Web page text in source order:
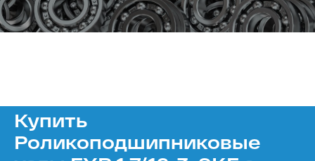
Купить
Роликоподшипниковые